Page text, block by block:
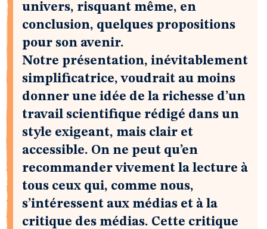
univers, risquant même, en
conclusion, quelques propositions
pour son avenir.
Notre présentation, inévitablement
simplificatrice, voudrait au moins
donner une idée de la richesse d’un
travail scientifique rédigé dans un
style exigeant, mais clair et
accessible. On ne peut qu’en
recommander vivement la lecture à
tous ceux qui, comme nous,
s’intéressent aux médias et à la
critique des médias. Cette critique